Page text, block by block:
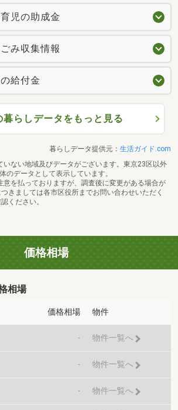
児の助成金
み収集情報
給付金
暮らしデータをもっと見る
暮らしデータ提供元： 生活ガイド.com
いない地域及びデータがございます。東京23区以外
のデータとして表示しています。
意を払っておりますが、調査後に変更がある場合が
きましては各市区役所までお問い合わせいただく
ください。
価格相場
相場
価格相場 物件
- 物件一覧へ
- 物件一覧へ
- 物件一覧へ